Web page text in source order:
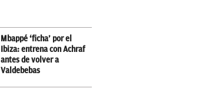
Mbappé ‘ficha’ por el
Ibiza: entrena con Achraf
antes de volver a
Valdebebas